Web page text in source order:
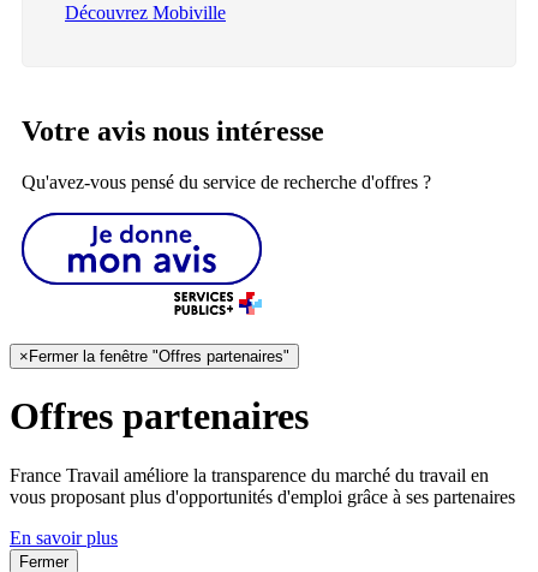
Découvrez Mobiville
Votre avis nous intéresse
Qu'avez-vous pensé du service de recherche d'offres ?
× Fermer la fenêtre "Offres partenaires"
Offres partenaires
France Travail améliore la transparence du marché du travail en
vous proposant plus d'opportunités d'emploi grâce à ses partenaires
En savoir plus
Fermer